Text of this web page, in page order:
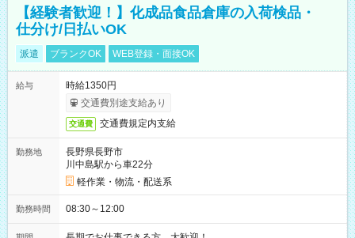
【経験者歓迎！】化成品食品倉庫の入荷検品・
仕分け/日払いOK
派遣 ブランクOK WEB登録・面接OK
給与
時給1350円
交通費別途支給あり
交通費 交通費規定内支給
勤務地
長野県長野市
川中島駅から車22分
軽作業・物流・配送系
勤務時間 08:30～12:00